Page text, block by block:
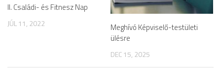
II. Családi- és Fitnesz Nap
JÚL 11, 2022
Meghívó Képviselő-testületi
ülésre
DEC 15, 2025